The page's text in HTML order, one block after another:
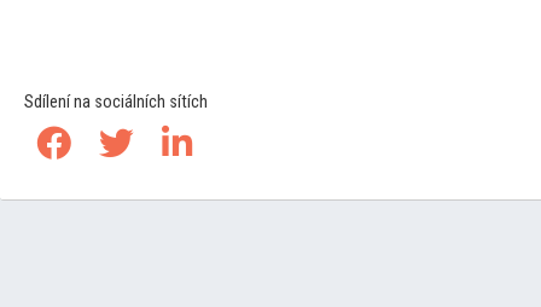
Sdílení na sociálních sítích